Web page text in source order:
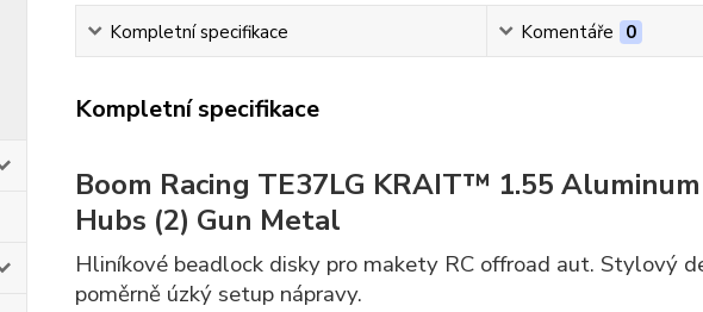
Kompletní specifikace Komentáře 0
Kompletní specifikace
Boom Racing TE37LG KRAIT™ 1.55
Hubs (2) Gun Metal
Hliníkové beadlock disky pro makety RC offroad aut. Stylový
poměrně úzký setup nápravy.